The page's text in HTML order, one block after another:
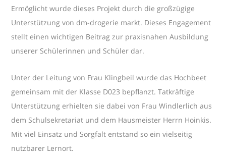
Ermöglicht wurde dieses Projekt durch die großzügige
Unterstützung von dm-drogerie markt. Dieses Engagement
stellt einen wichtigen Beitrag zur praxisnahen Ausbildung
unserer Schülerinnen und Schüler dar.
Unter der Leitung von Frau Klingbeil wurde das Hochbeet
gemeinsam mit der Klasse D023 bepflanzt. Tatkräftige
Unterstützung erhielten sie dabei von Frau Windlerlich aus
dem Schulsekretariat und dem Hausmeister Herrn Hoinkis.
Mit viel Einsatz und Sorgfalt entstand so ein vielseitig
nutzbarer Lernort.